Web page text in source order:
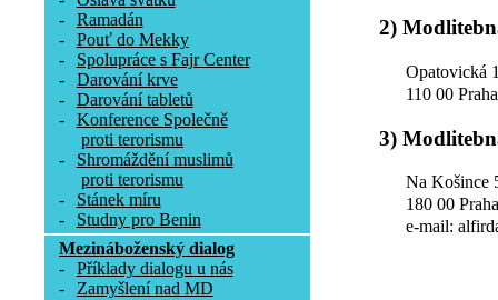
-
Ramadán
-
Pouť do Mekky
-
Spolupráce s Fajr Center
-
Darování krve
-
Darování tabletů
-
Konference Společně
proti terorismu
-
Shromáždění muslimů
proti terorismu
-
Stánek míru
-
Studny pro Benin
Mezináboženský dialog
-
Příklady dialogu u nás
-
Zamyšlení nad MD
2)
Opatovická
110 00
3)
Na Košince
180 00
e-mail: